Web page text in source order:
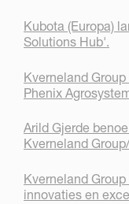
Kubota (Europa)
Solutions Hub'.
Kverneland
Phenix
Arild Gjerde
Kverneland
Kverneland
innovaties en